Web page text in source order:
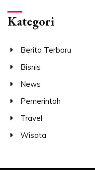
Kategori
Berita Terbaru
Bisnis
News
Pemerintah
Travel
Wisata